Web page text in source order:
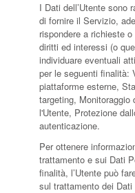
I Dati dell’Utente sono
di fornire il Servizio,
rispondere a richieste
diritti ed interessi (o
individuare eventuali
per le seguenti finalità:
piattaforme esterne,
targeting, Monitoraggio
l'Utente, Protezione
autenticazione.
Per ottenere
trattamento e sui Dati
finalità, l’Utente può
sul trattamento dei Dati